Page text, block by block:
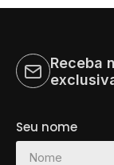
Receba
Seu nome